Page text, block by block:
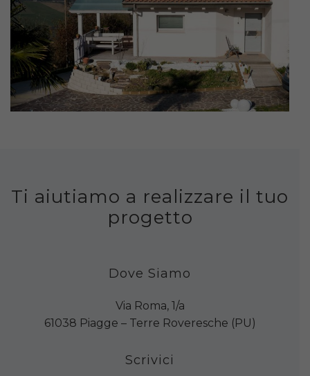
Ti aiutiamo a realizzare il tuo
progetto
Dove Siamo
Via Roma, 1/a
61038 Piagge – Terre Roveresche (PU)
Scrivici